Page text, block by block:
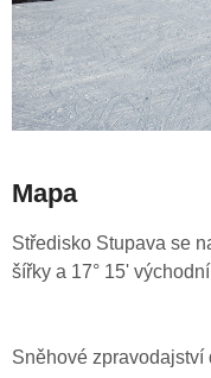
Mapa
Středisko Stupava se
šířky a 17° 15'
Sněhové zpravodajství